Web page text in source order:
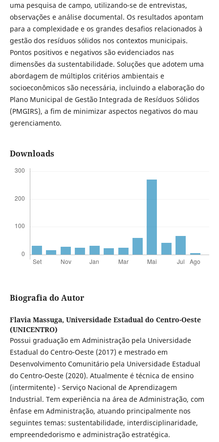
uma pesquisa de campo, utilizando-se de entrevistas,
observações e análise documental. Os resultados apontam
para a complexidade e os grandes desafios relacionados à
gestão dos resíduos sólidos nos contextos municipais.
Pontos positivos e negativos são evidenciados nas
dimensões da sustentabilidade. Soluções que adotem uma
abordagem de múltiplos critérios ambientais e
socioeconômicos são necessária, incluindo a elaboração do
Plano Municipal de Gestão Integrada de Resíduos Sólidos
(PMGIRS), a fim de minimizar aspectos negativos do mau
gerenciamento.
Downloads
Biografia do Autor
Flavia Massuga, Universidade Estadual do Centro-Oeste
(UNICENTRO)
Possui graduação em Administração pela Universidade
Estadual do Centro-Oeste (2017) e mestrado em
Desenvolvimento Comunitário pela Universidade Estadual
do Centro-Oeste (2020). Atualmente é técnica de ensino
(intermitente) - Serviço Nacional de Aprendizagem
Industrial. Tem experiência na área de Administração, com
ênfase em Administração, atuando principalmente nos
seguintes temas: sustentabilidade, interdisciplinaridade,
empreendedorismo e administração estratégica.